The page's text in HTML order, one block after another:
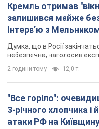
Кремль отримав
залишився майже без
Інтерв’ю з
Думка, що в Росії
небезпечна, наголосив
2 години тому 12,0 т.
"Все горіло":
3-річного хлопчика і
атаки РФ на